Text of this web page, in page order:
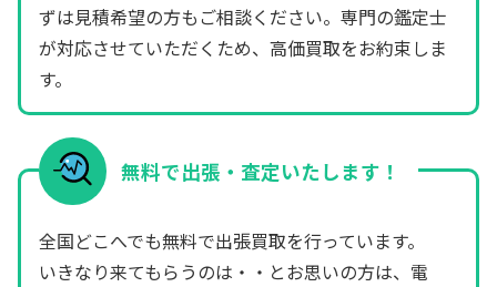
ずは見積希望の方もご相談ください。専門の鑑定士
が対応させていただくため、高価買取をお約束しま
す。
無料で出張・査定いたします！
全国どこへでも無料で出張買取を行っています。
いきなり来てもらうのは・・とお思いの方は、電